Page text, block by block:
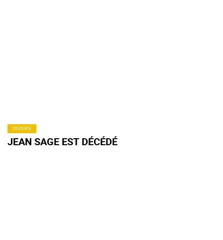
DIVERS
JEAN SAGE EST DÉCÉDÉ